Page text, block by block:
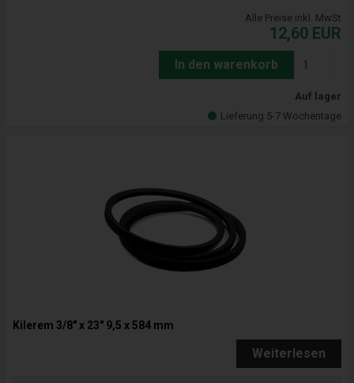
Alle Preise inkl. MwSt
12,60 EUR
In den warenkorb
Auf lager
Lieferung 5-7 Wochentage
Kilerem 3/8" x 23" 9,5 x 584 mm
Weiterlesen